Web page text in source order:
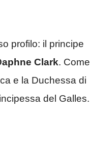
profilo: il principe
Clark. Come
e la Duchessa di
del Galles.